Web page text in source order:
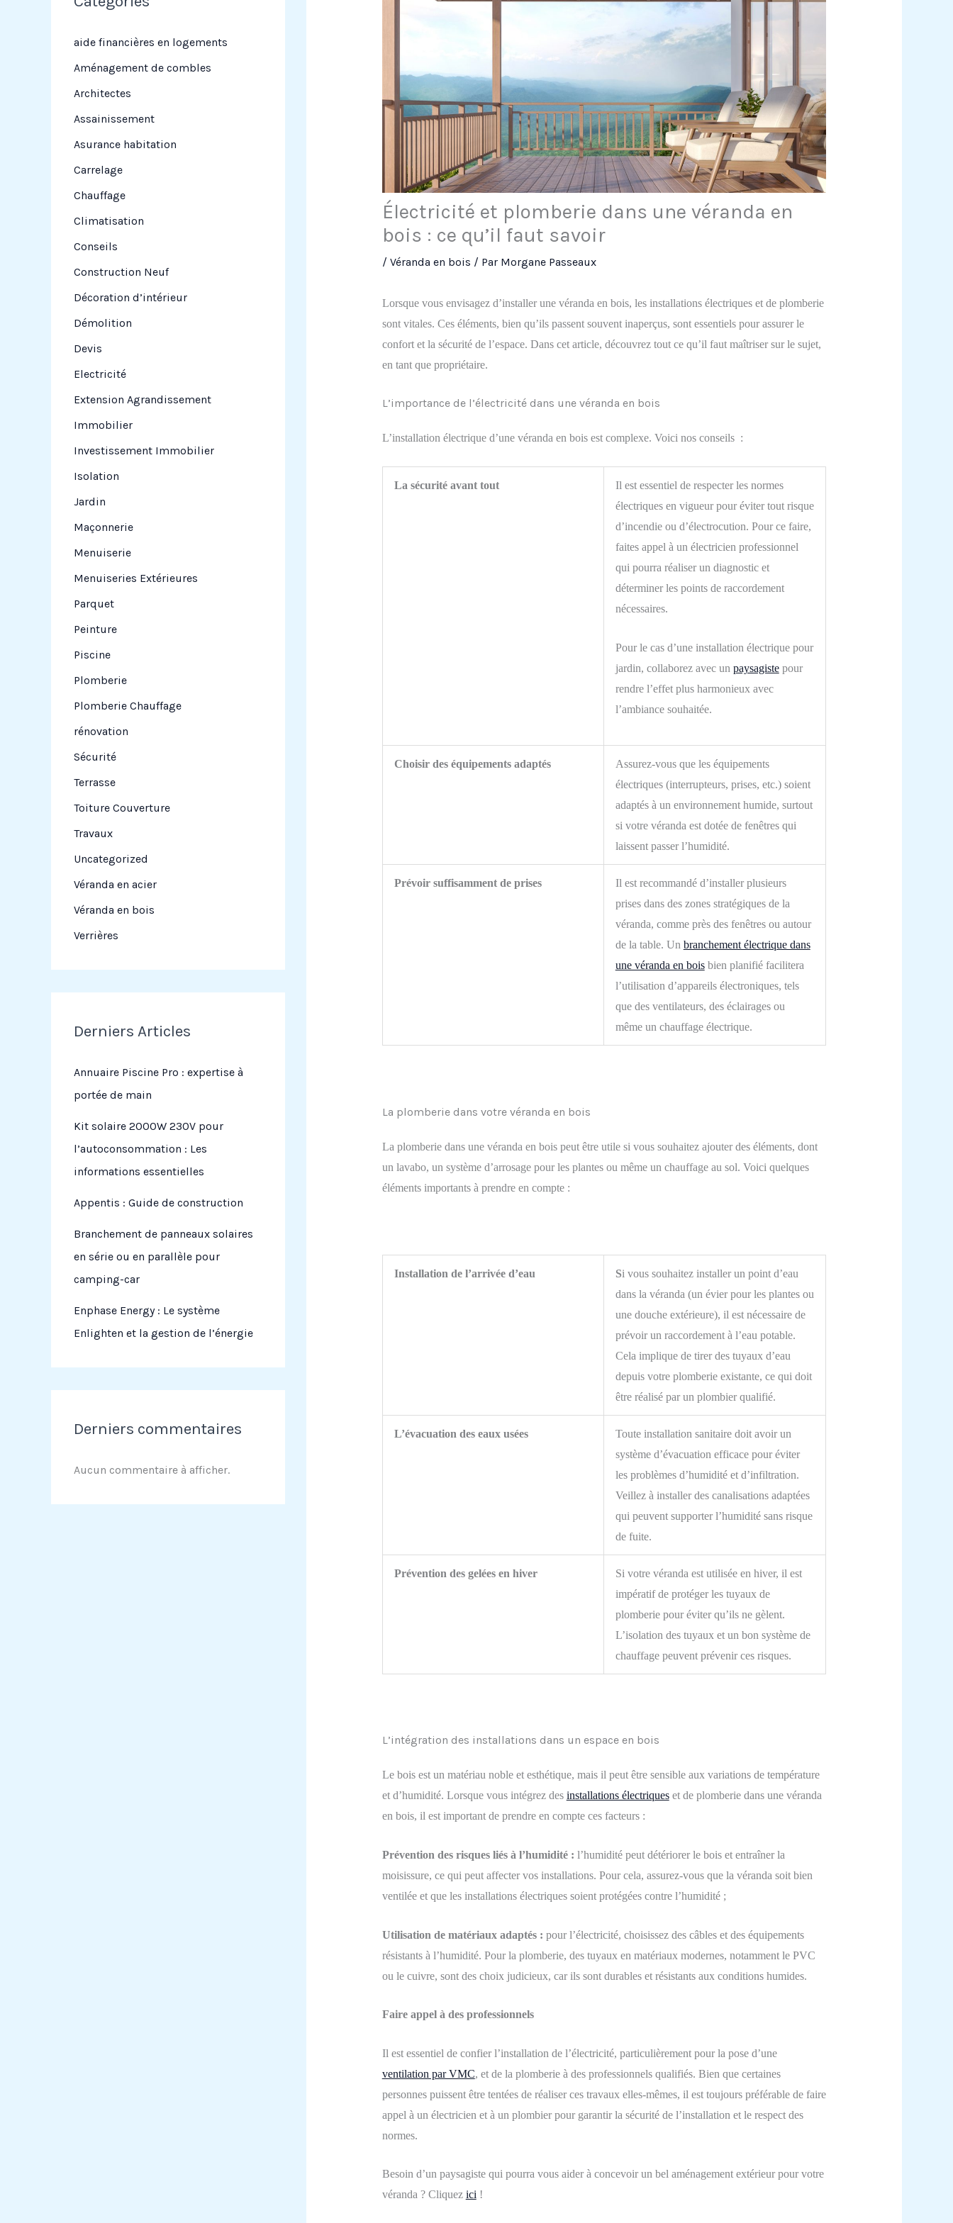
r
r
:
aide financières en logements
Aménagement de combles
Architectes
Assainissement
Asurance habitation
Carrelage
Chauffage
Climatisation
Conseils
Construction Neuf
Décoration d’intérieur
Démolition
Devis
Electricité
Extension Agrandissement
Immobilier
Investissement Immobilier
Isolation
Jardin
Maçonnerie
Menuiserie
Menuiseries Extérieures
Parquet
Peinture
Piscine
Plomberie
Plomberie Chauffage
rénovation
Sécurité
Terrasse
Toiture Couverture
Travaux
Uncategorized
Véranda en acier
Véranda en bois
Verrières
Derniers Articles
Annuaire Piscine Pro : expertise à
portée de main
Kit solaire 2000W 230V pour
l’autoconsommation : Les
informations essentielles
Appentis : Guide de construction
Branchement de panneaux solaires
en série ou en parallèle pour
camping-car
Enphase Energy : Le système
Enlighten et la gestion de l’énergie
Derniers commentaires
Aucun commentaire à afficher.
Électricité et plomberie dans une véranda en
bois : ce qu’il faut savoir
/ Véranda en bois / Par Morgane Passeaux
Lorsque vous envisagez d’installer une véranda en bois, les installations électriques et de plomberie
sont vitales. Ces éléments, bien qu’ils passent souvent inaperçus, sont essentiels pour assurer le
confort et la sécurité de l’espace. Dans cet article, découvrez tout ce qu’il faut maîtriser sur le sujet,
en tant que propriétaire.
L’importance de l’électricité dans une véranda en bois
L’installation électrique d’une véranda en bois est complexe. Voici nos conseils :
La sécurité avant tout
Il est essentiel de respecter les normes
électriques en vigueur pour éviter tout risque
d’incendie ou d’électrocution. Pour ce faire,
faites appel à un électricien professionnel
qui pourra réaliser un diagnostic et
déterminer les points de raccordement
nécessaires.
Pour le cas d’une installation électrique pour
jardin, collaborez avec un paysagistepour
rendre l’effet plus harmonieux avec
l’ambiance souhaitée.
Choisir des équipements adaptés
Assurez-vous que les équipements
électriques (interrupteurs, prises, etc.) soient
adaptés à un environnement humide, surtout
si votre véranda est dotée de fenêtres qui
laissent passer l’humidité.
Prévoir suffisamment de prises
Il est recommandé d’installer plusieurs
prises dans des zones stratégiques de la
véranda, comme près des fenêtres ou autour
de la table. Un branchement électrique dans
une véranda en boisbien planifié facilitera
l’utilisation d’appareils électroniques, tels
que des ventilateurs, des éclairages ou
même un chauffage électrique.
La plomberie dans votre véranda en bois
La plomberie dans une véranda en bois peut être utile si vous souhaitez ajouter des éléments, dont
un lavabo, un système d’arrosage pour les plantes ou même un chauffage au sol. Voici quelques
éléments importants à prendre en compte :
Installation de l’arrivée d’eau Si vous souhaitez installer un point d’eau
dans la véranda (un évier pour les plantes ou
une douche extérieure), il est nécessaire de
prévoir un raccordement à l’eau potable.
Cela implique de tirer des tuyaux d’eau
depuis votre plomberie existante, ce qui doit
être réalisé par un plombier qualifié.
L’évacuation des eaux usées
Toute installation sanitaire doit avoir un
système d’évacuation efficace pour éviter
les problèmes d’humidité et d’infiltration.
Veillez à installer des canalisations adaptées
qui peuvent supporter l’humidité sans risque
de fuite.
Prévention des gelées en hiver
Si votre véranda est utilisée en hiver, il est
impératif de protéger les tuyaux de
plomberie pour éviter qu’ils ne gèlent.
L’isolation des tuyaux et un bon système de
chauffage peuvent prévenir ces risques.
L’intégration des installations dans un espace en bois
Le bois est un matériau noble et esthétique, mais il peut être sensible aux variations de température
et d’humidité. Lorsque vous intégrez des installations électriqueset de plomberie dans une véranda
en bois, il est important de prendre en compte ces facteurs :
Prévention des risques liés à l’humidité : l’humidité peut détériorer le bois et entraîner la
moisissure, ce qui peut affecter vos installations. Pour cela, assurez-vous que la véranda soit bien
ventilée et que les installations électriques soient protégées contre l’humidité ;
Utilisation de matériaux adaptés : pour l’électricité, choisissez des câbles et des équipements
résistants à l’humidité. Pour la plomberie, des tuyaux en matériaux modernes, notamment le PVC
ou le cuivre, sont des choix judicieux, car ils sont durables et résistants aux conditions humides.
Faire appel à des professionnels
Il est essentiel de confier l’installation de l’électricité, particulièrement pour la pose d’une
ventilation par VMC, et de la plomberie à des professionnels qualifiés. Bien que certaines
personnes puissent être tentées de réaliser ces travaux elles-mêmes, il est toujours préférable de faire
appel à un électricien et à un plombier pour garantir la sécurité de l’installation et le respect des
normes.
Besoin d’un paysagiste qui pourra vous aider à concevoir un bel aménagement extérieur pour votre
véranda ? Cliquez ici !